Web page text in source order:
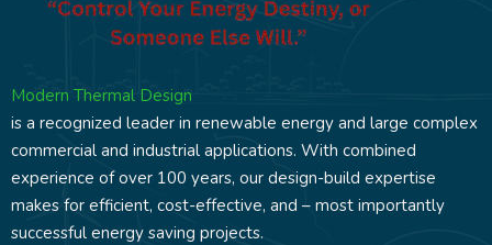
Modern Thermal Design
is a recognized leader in renewable energy and large complex
commercial and industrial applications. With combined
experience of over 100 years, our design-build expertise
makes for efficient, cost-effective, and – most importantly
successful energy saving projects.